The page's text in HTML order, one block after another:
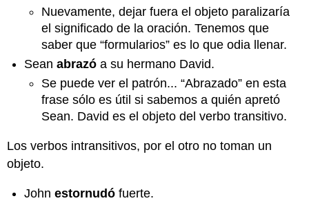
Nuevamente, dejar fuera el objeto paralizaría
el significado de la oración. Tenemos que
saber que “formularios” es lo que odia llenar.
Seanabrazó a su hermano David.
Se puede ver el patrón... “Abrazado” en esta
frase sólo es útil si sabemos a quién apretó
Sean. David es el objeto del verbo transitivo.
Los verbos intransitivos, por el otro no toman un
objeto.
Johnestornudó fuerte.